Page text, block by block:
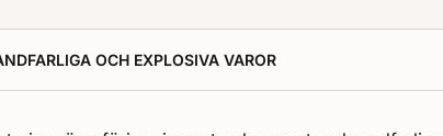
OCH EXPLOSIVA VAROR